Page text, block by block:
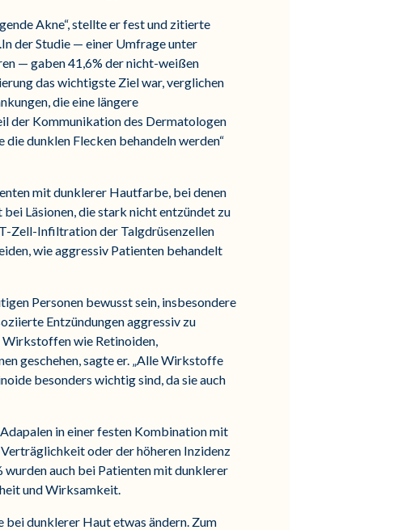
Akne“, stellte er fest und zitierte
der Studie — einer Umfrage unter
— gaben 41,6% der nicht-weißen
das wichtigste Ziel war, verglichen
die eine längere
der Kommunikation des Dermatologen
dunklen Flecken behandeln werden“
mit dunklerer Hautfarbe, bei denen
Läsionen, die stark nicht entzündet zu
Zell-Infiltration der Talgdrüsenzellen
wie aggressiv Patienten behandelt
Personen bewusst sein, insbesondere
Entzündungen aggressiv zu
Wirkstoffen wie Retinoiden,
geschehen, sagte er. „Alle Wirkstoffe
besonders wichtig sind, da sie auch
in einer festen Kombination mit
oder der höheren Inzidenz
wurden auch bei Patienten mit dunklerer
und Wirksamkeit.
bei dunklerer Haut etwas ändern. Zum